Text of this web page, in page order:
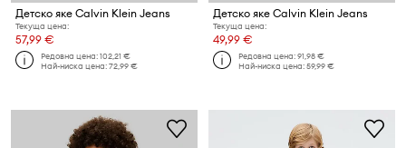
Детско яке Calvin Klein Jeans
Текуща цена:
57,99 €
Редовна цена:102,21 €
Най-ниска цена:72,99 €
Детско яке Calvin Klein Jeans
Текуща цена:
49,99 €
Редовна цена:91,98 €
Най-ниска цена:59,99 €